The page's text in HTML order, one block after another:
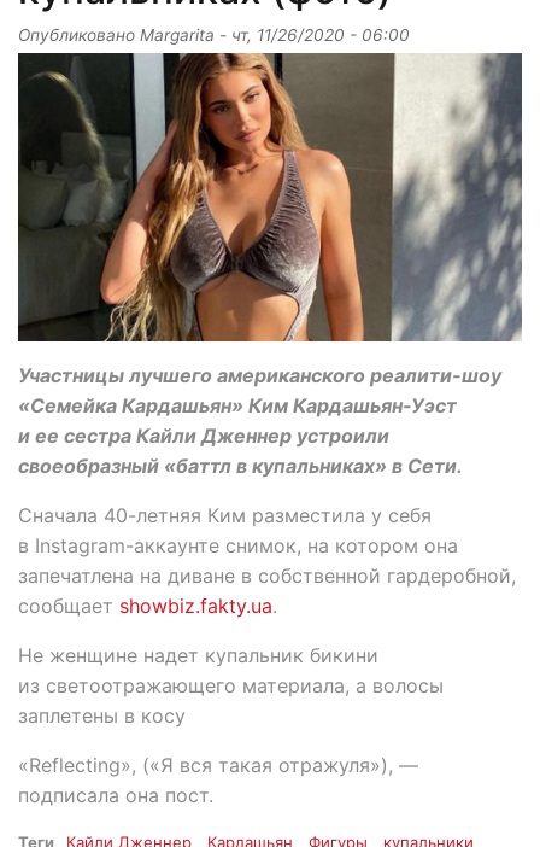
Опубликовано Margarita - чт, 11/26/2020 - 06:00
Участницы лучшего американского реалити-шоу
«Семейка Кардашьян» Ким Кардашьян-Уэст
и ее сестра Кайли Дженнер устроили
своеобразный «баттл в купальниках» в Сети.
Сначала 40-летняя Ким разместила у себя
в Instagram-аккаунте снимок, на котором она
запечатлена на диване в собственной гардеробной,
сообщает showbiz.fakty.ua.
Не женщине надет купальник бикини
из светоотражающего материала, а волосы
заплетены в косу
«Reflecting», («Я вся такая отражуля»), —
подписала она пост.
Теги Кайли Дженнер Кардашьян Фигуры купальники